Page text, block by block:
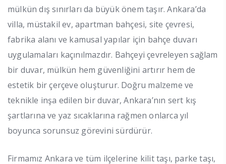
mülkün dış sınırları da büyük önem taşır. Ankara’da
villa, müstakil ev, apartman bahçesi, site çevresi,
fabrika alanı ve kamusal yapılar için bahçe duvarı
uygulamaları kaçınılmazdır. Bahçeyi çevreleyen sağlam
bir duvar, mülkün hem güvenliğini artırır hem de
estetik bir çerçeve oluşturur. Doğru malzeme ve
teknikle inşa edilen bir duvar, Ankara’nın sert kış
şartlarına ve yaz sıcaklarına rağmen onlarca yıl
boyunca sorunsuz görevini sürdürür.
Firmamız Ankara ve tüm ilçelerine kilit taşı, parke taşı,